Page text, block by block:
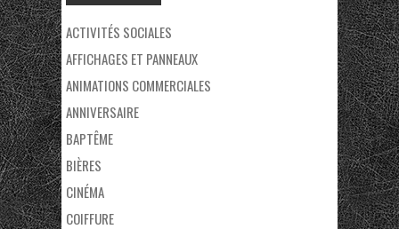
ACTIVITÉS SOCIALES
AFFICHAGES ET PANNEAUX
ANIMATIONS COMMERCIALES
ANNIVERSAIRE
BAPTÊME
BIÈRES
CINÉMA
COIFFURE